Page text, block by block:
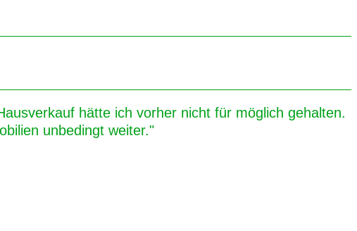
hätte ich vorher nicht für möglich gehalten.
unbedingt weiter."